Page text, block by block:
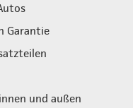
Garantie
und außen